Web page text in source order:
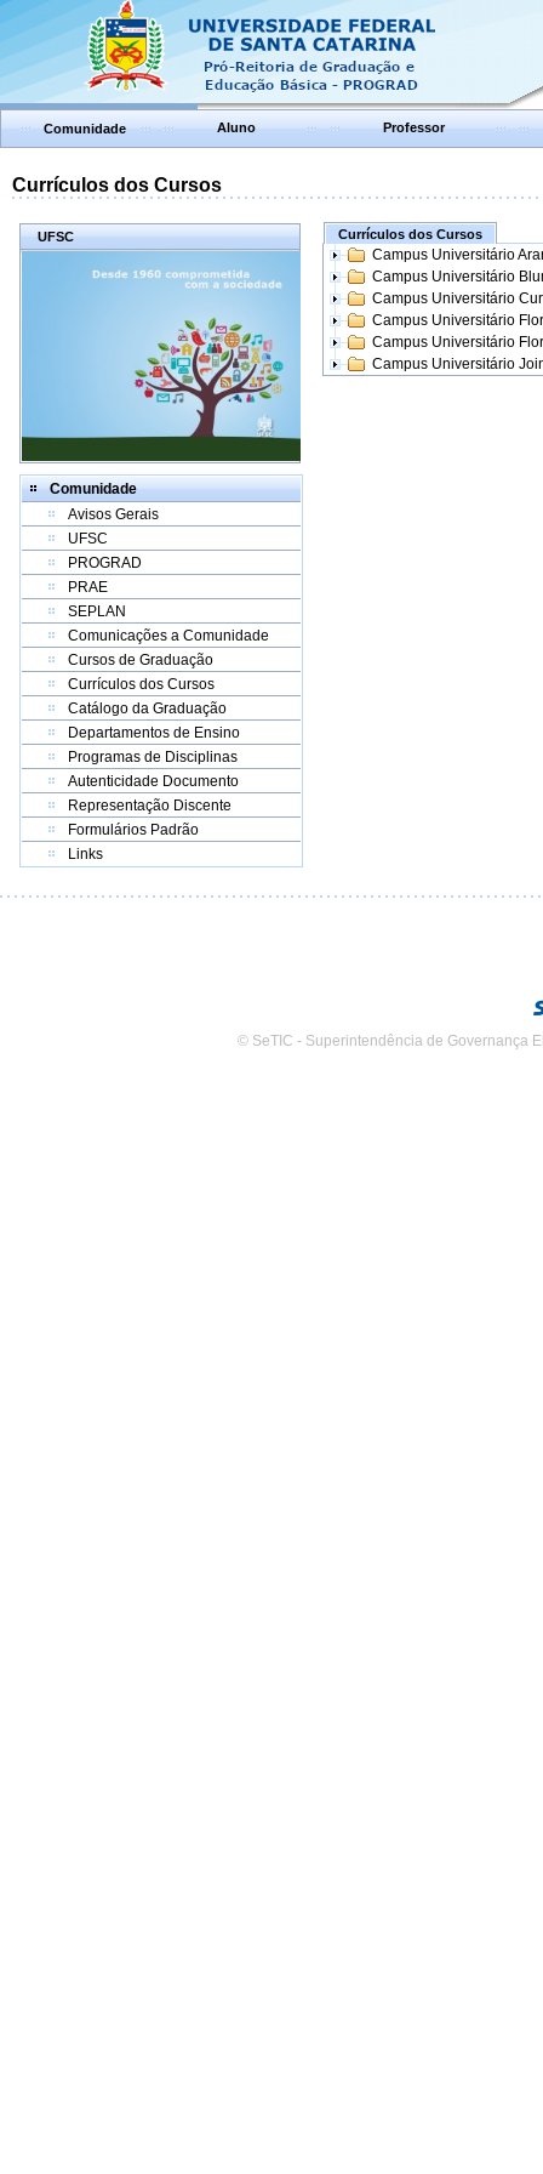
Comunidade Aluno Professor
Currículos dos Cursos
UFSC
Comunidade
Avisos Gerais
UFSC
PROGRAD
PRAE
SEPLAN
Comunicações a Comunidade
Cursos de Graduação
Currículos dos Cursos
Catálogo da Graduação
Departamentos de Ensino
Programas de Disciplinas
Autenticidade Documento
Representação Discente
Formulários Padrão
Links
Currículos dos Cursos
Campus Universitário
Campus Universitário
Campus Universitário
Campus Universitário
Campus Universitário
Campus Universitário
© SeTIC - Superintendência de Governança